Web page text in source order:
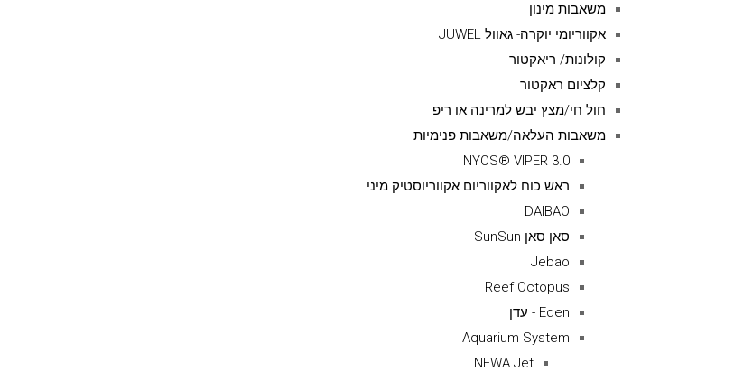
משאבות מינון
אקווריומי יוקרה- גאוול JUWEL
קולונות/ ריאקטור
קלציום ראקטור
חול חי/מצץ יבש למרינה או ריפ
משאבות העלאה/משאבות פנימיות
NYOS® VIPER 3.0
ראש כוח לאקווריום אקווריוסטיק מיני
DAIBAO
סאן סאן SunSun
Jebao
Reef Octopus
Eden - עדן
Aquarium System
NEWA Jet